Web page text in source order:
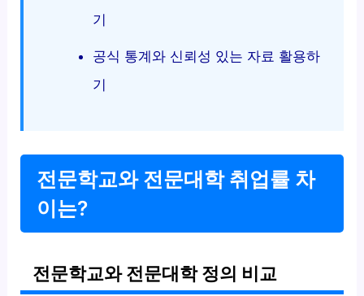
기
공식 통계와 신뢰성 있는 자료 활용하
기
전문학교와 전문대학 취업률 차
이는?
전문학교와 전문대학 정의 비교